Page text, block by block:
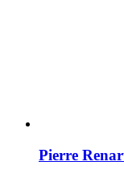
Pierre